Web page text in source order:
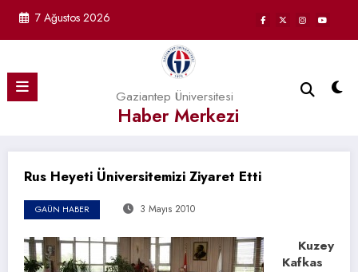
7 Ağustos 2026
Gaziantep Üniversitesi
Haber Merkezi
Rus Heyeti Üniversitemizi Ziyaret Etti
GAÜN HABER 3 Mayıs 2010
Kuzey
Kafkas